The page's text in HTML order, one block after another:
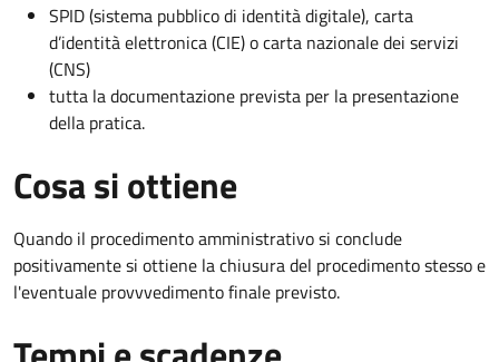
SPID (sistema pubblico di identità digitale), carta
d’identità elettronica (CIE) o carta nazionale dei servizi
(CNS)
tutta la documentazione prevista per la presentazione
della pratica.
Cosa si ottiene
Quando il procedimento amministrativo si conclude
positivamente si ottiene la chiusura del procedimento stesso e
l'eventuale provvvedimento finale previsto.